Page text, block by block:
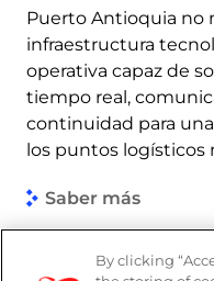
Puerto Antioquia no
infraestructura
operativa capaz de
tiempo real,
continuidad para
los puntos logísticos
Saber más
By clicking